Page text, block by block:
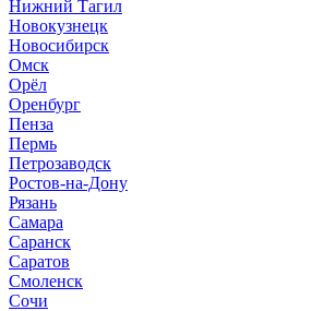
Нижний Тагил
Новокузнецк
Новосибирск
Омск
Орёл
Оренбург
Пенза
Пермь
Петрозаводск
Ростов-на-Дону
Рязань
Самара
Саранск
Саратов
Смоленск
Сочи